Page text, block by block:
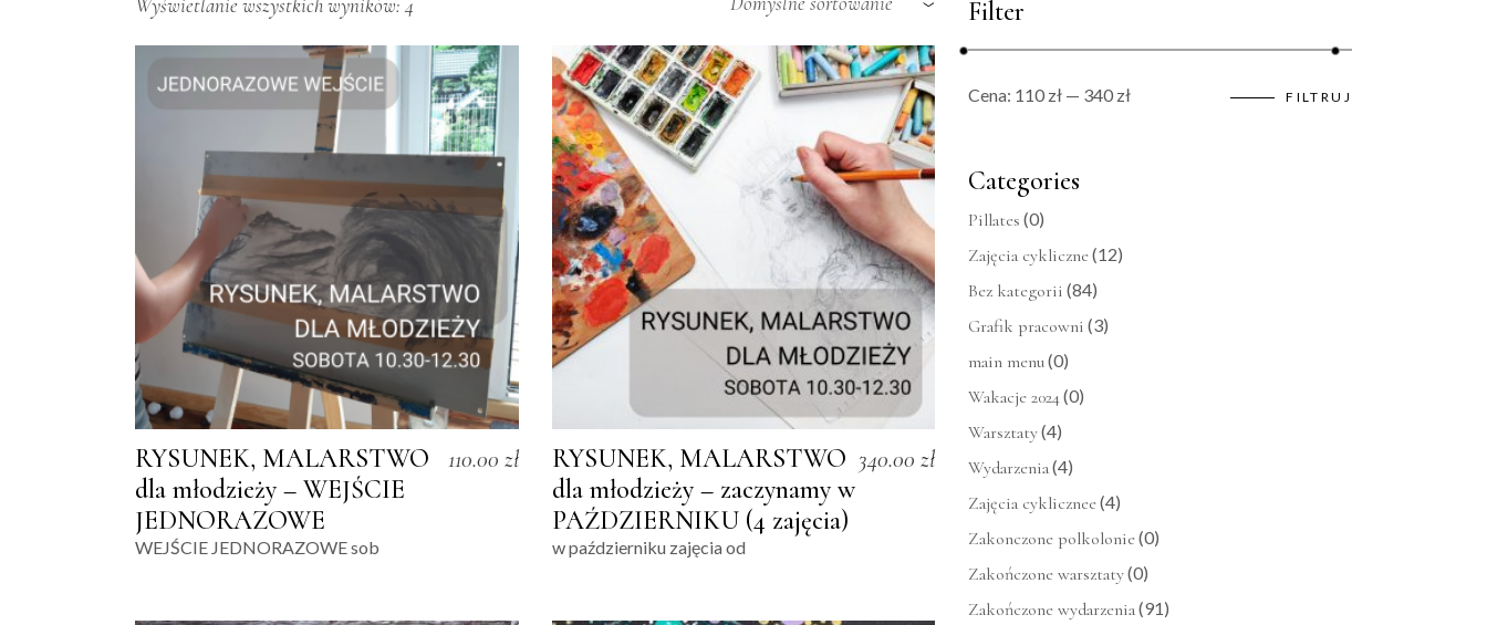
RYSUNEK, MALARSTWO
dla młodzieży – WEJŚCIE
JEDNORAZOWE
110.00 zł
WEJŚCIE JEDNORAZOWE sob
RYSUNEK, MALARSTWO
dla młodzieży – zaczynamy w
PAŹDZIERNIKU (4 zajęcia)
340.00zł
w październiku zajęcia od
Filter
FILTRUJ
Cena: 110 zł — 340 zł
Categories
Pillates (0)
Zajęcia cykliczne(12)
Bez kategorii (84)
Grafik pracowni (3)
main menu(0)
Wakacje 2024(0)
Warsztaty(4)
Wydarzenia(4)
Zajęcia cyklicznee(4)
Zakonczone polkolonie(0)
Zakończone warsztaty(0)
Zakończone wydarzenia(91)